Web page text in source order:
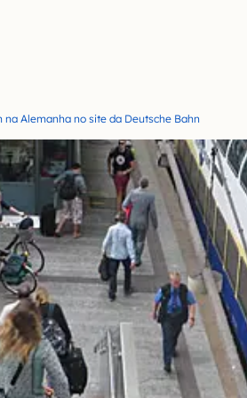
Alemanha no site da Deutsche Bahn